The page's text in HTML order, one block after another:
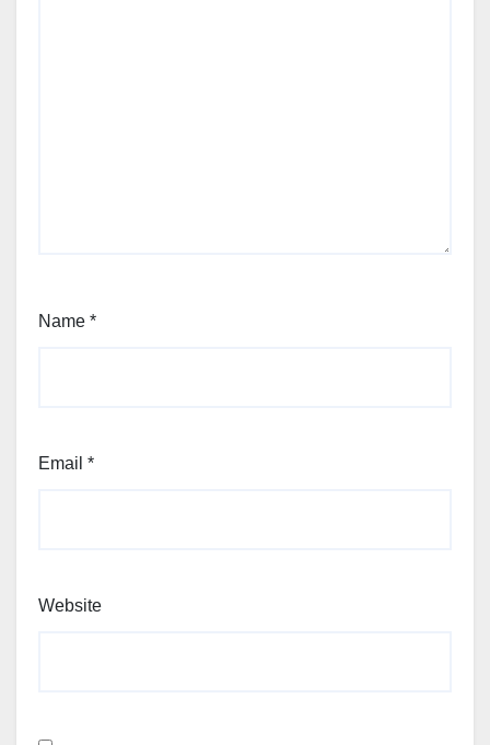
Name *
Email *
Website